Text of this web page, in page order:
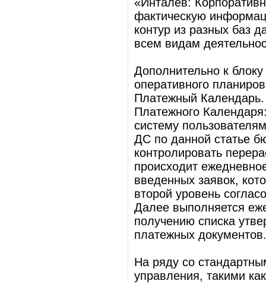
фактическую
контур из разных баз
всем видам
Дополнительно к
оперативного
Платежный
Платежного
систему
ДС по данной статье
контролировать
происходит
введенных заявок,
второй уровень
Далее выполняется
получению списка
платежных документов.
На ряду со
управления, такими